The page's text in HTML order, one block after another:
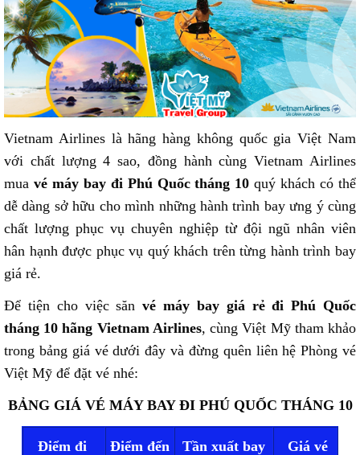
Vietnam Airlines là hãng hàng không quốc gia Việt Nam
với chất lượng 4 sao, đồng hành cùng Vietnam Airlines
mua vé máy bay đi Phú Quốc tháng 10 quý khách có thể
dễ dàng sở hữu cho mình những hành trình bay ưng ý cùng
chất lượng phục vụ chuyên nghiệp từ đội ngũ nhân viên
hân hạnh được phục vụ quý khách trên từng hành trình bay
giá rẻ.
Để tiện cho việc sănvé máy bay giá rẻ đi Phú Quốc
tháng 10 hãng Vietnam Airlines, cùng Việt Mỹ tham khảo
trong bảng giá vé dưới đây và đừng quên liên hệ Phòng vé
Việt Mỹ để đặt vé nhé:
BẢNG GIÁ VÉ MÁY BAY ĐI PHÚ QUỐC THÁNG 10
Điểm đi Điểm đến Tần xuất bay Giá vé